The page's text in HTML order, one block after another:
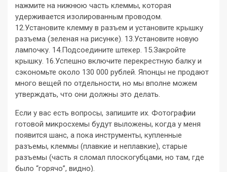
нажмите на нижнюю часть клеммы, которая
удерживается изолированным проводом.
12.Установите клемму в разъем и установите крышку
разъема (зеленая на рисунке). 13.Установите новую
лампочку. 14.Подсоедините штекер. 15.Закройте
крышку. 16.Успешно включите перекрестную балку и
сэкономьте около 130 000 рублей. Японцы не продают
много вещей по отдельности, но мы вполне можем
утверждать, что они должны это делать.
Если у вас есть вопросы, запишите их. Фотографии
готовой микросхемы будут выложены, когда у меня
появится шанс, а пока инструменты, купленные
разъемы, клеммы (плавкие и неплавкие), старые
разъемы (часть я сломал плоскогубцами, но там, где
было “горячо”, видно).